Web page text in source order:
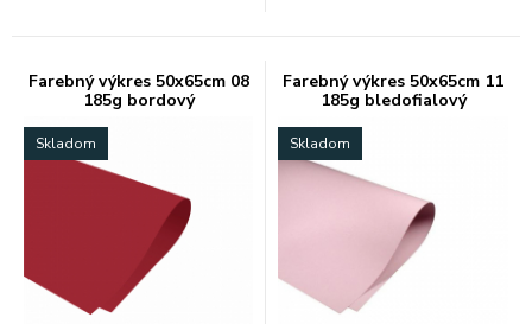
Farebný výkres 50x65cm 08
185g bordový
Skladom
Farebný výkres 50x65cm 11
185g bledofialový
Skladom